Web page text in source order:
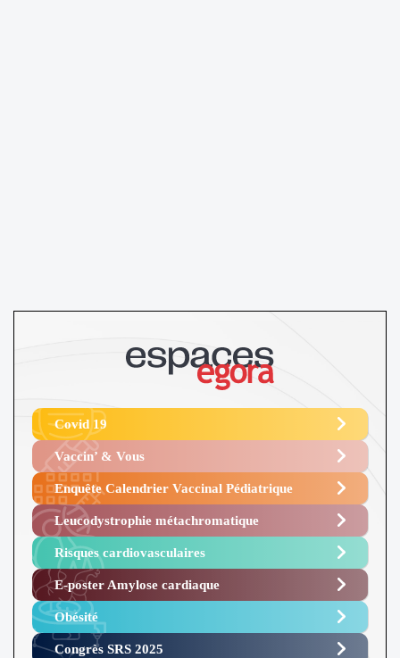
Covid 19
Vaccin’ & Vous
Enquête Calendrier Vaccinal Pédiatrique
Leucodystrophie métachromatique
Risques cardiovasculaires
E-poster Amylose cardiaque ​
Obésité ​
Congrès SRS 2025 ​